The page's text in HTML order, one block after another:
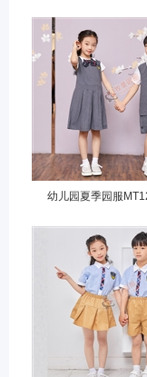
幼儿园夏季园服